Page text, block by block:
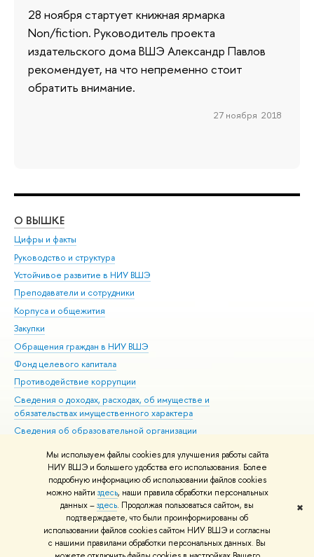
Мы используем файлы cookies для улучшения работы сайта
НИУ ВШЭ и большего удобства его использования. Более
подробную информацию об использовании файлов cookies
можно найти здесь, наши правила обработки персональных
данных –здесь. Продолжая пользоваться сайтом, вы
подтверждаете, что были проинформированы об
использовании файлов cookies сайтом НИУ ВШЭ и согласны
с нашими правилами обработки персональных данных. Вы
✖
28 ноября стартует книжная ярмарка
Non/fiction. Руководитель проекта
издательского дома ВШЭ Александр Павлов
рекомендует, на что непременно стоит
обратить внимание.
27 ноября 2018
О ВЫШКЕ
Цифры и факты
Руководство и структура
Устойчивое развитие в НИУ ВШЭ
Преподаватели и сотрудники
Корпуса и общежития
Закупки
Обращения граждан в НИУ ВШЭ
Фонд целевого капитала
Противодействие коррупции
Сведения о доходах, расходах, об имуществе и
обязательствах имущественного характера
Сведения об образовательной организации
Людям с ограниченными возможностями здоровья
Единая платежная страница
Работа в Вышке
© НИУ ВШЭ 1993–2026 Адреса и контакты Условия использования
материалов Политика конфиденциальности Карта сайта